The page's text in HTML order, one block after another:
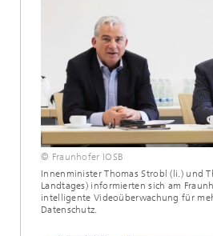
© Fraunhofer IOSB
Innenminister Thomas Strobl (li.) und
Landtages) informierten sich am
intelligente Videoüberwachung für
Datenschutz.